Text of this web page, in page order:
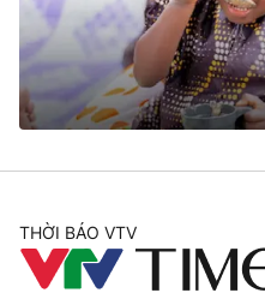
Tin tức
Thế giới đó đây
Câu chuyện quốc tế
Kinh tế
Tài chính
Thị trường
Góc doanh nghiệp
Dữ liệu và đời sống
Truyền hình
Phim VTV
Hậu trường
Giải trí
Điện ảnh
THỜI BÁO VTV